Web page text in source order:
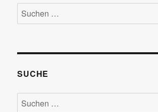
Suchen
nach:
SUCHE
Suchen